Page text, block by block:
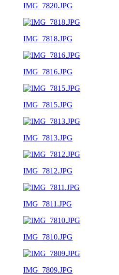
IMG_7820.JPG
IMG_7818.JPG
IMG_7816.JPG
IMG_7815.JPG
IMG_7813.JPG
IMG_7812.JPG
IMG_7811.JPG
IMG_7810.JPG
IMG_7809.JPG